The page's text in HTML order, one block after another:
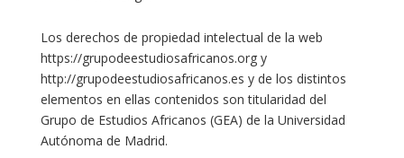
Los derechos de propiedad intelectual de la web
https://grupodeestudiosafricanos.org y
http://grupodeestudiosafricanos.es y de los distintos
elementos en ellas contenidos son titularidad del
Grupo de Estudios Africanos (GEA) de la Universidad
Autónoma de Madrid.